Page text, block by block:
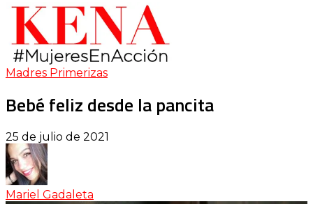
Madres Primerizas
Bebé feliz desde la pancita
25 de julio de 2021
Mariel Gadaleta